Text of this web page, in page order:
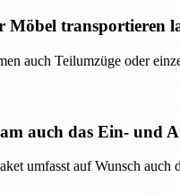
transportieren
auch Teilumzüge oder
auch das Ein- und
umfasst auf Wunsch